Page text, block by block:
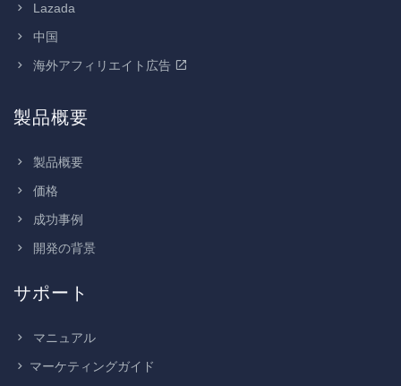
Lazada
中国
海外アフィリエイト広告
製品概要
製品概要
価格
成功事例
開発の背景
サポート
マニュアル
マーケティングガイド